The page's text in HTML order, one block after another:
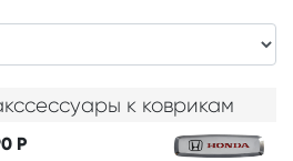
к коврикам
Р